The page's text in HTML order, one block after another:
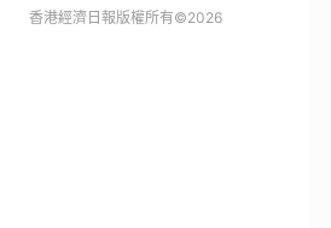
香港經濟日報版權所有©2026